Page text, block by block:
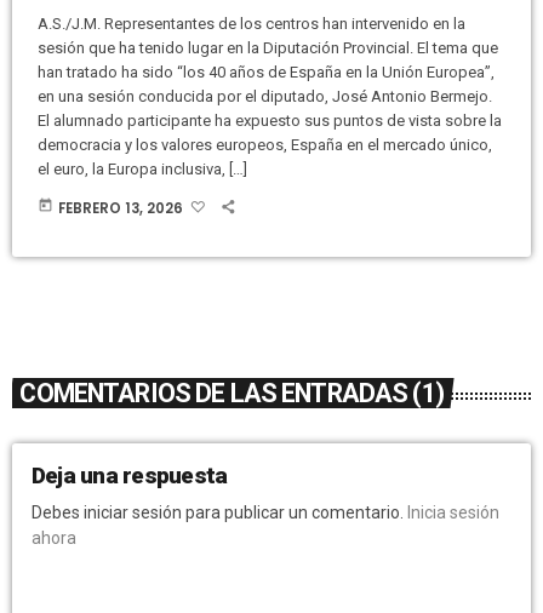
A.S./J.M. Representantes de los centros han intervenido en la
sesión que ha tenido lugar en la Diputación Provincial. El tema que
han tratado ha sido “los 40 años de España en la Unión Europea”,
en una sesión conducida por el diputado, José Antonio Bermejo.
El alumnado participante ha expuesto sus puntos de vista sobre la
democracia y los valores europeos, España en el mercado único,
el euro, la Europa inclusiva, […]
today FEBRERO 13, 2026
COMENTARIOS DE LAS ENTRADAS (1)
Deja una respuesta
Debes iniciar sesión para publicar un comentario.
Inicia sesión
ahora